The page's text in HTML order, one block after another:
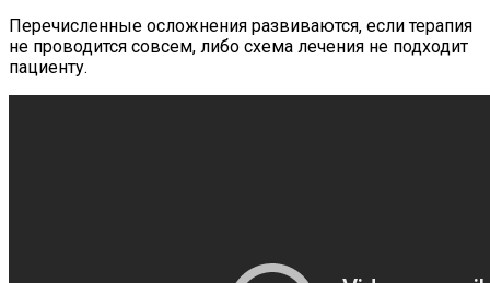
Перечисленные осложнения развиваются, если терапия
не проводится совсем, либо схема лечения не подходит
пациенту.